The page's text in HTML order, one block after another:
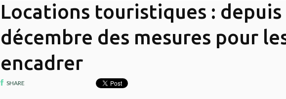
Locations touristiques : depuis
décembre des mesures pour
encadrer
SHARE